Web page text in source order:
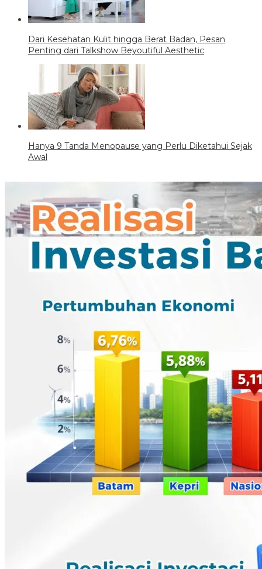
Dari Kesehatan Kulit hingga Berat Badan, Pesan
Penting dari Talkshow Beyoutiful Aesthetic
Hanya 9 Tanda Menopause yang Perlu Diketahui Sejak
Awal